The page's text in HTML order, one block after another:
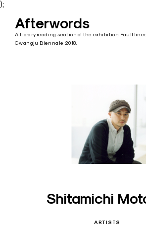
);
contentAfterwords
A library reading section of the exhibition
Gwangju Biennale 2018.
Shitamichi
ARTISTS